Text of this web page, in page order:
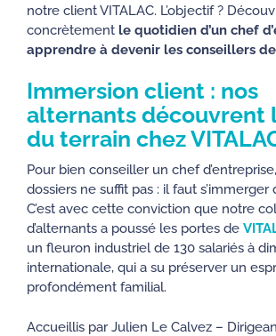
notre client VITALAC. L’objectif ?
concrètement le quotidien d’un chef
apprendre à devenir les conseillers
Immersion client : nos
alternants découvrent
du terrain chez
Pour bien conseiller un chef
dossiers ne suffit pas : il faut s’immerger
C’est avec cette conviction que notre
d’alternants a poussé les portes de
un fleuron industriel de 130 salariés à
internationale, qui a su préserver un
profondément familial.
Accueillis par Julien Le Calvez –